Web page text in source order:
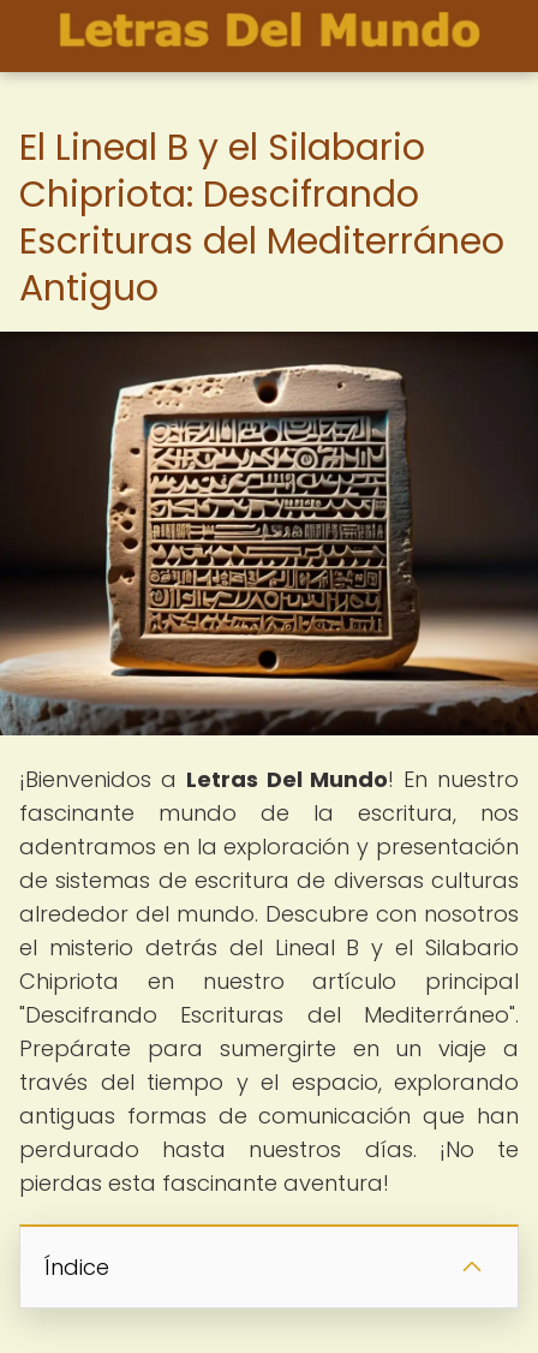
El Lineal B y el Silabario
Chipriota: Descifrando
Escrituras del Mediterráneo
Antiguo
¡Bienvenidos a Letras Del Mundo! En nuestro
fascinante mundo de la escritura, nos
adentramos en la exploración y presentación
de sistemas de escritura de diversas culturas
alrededor del mundo. Descubre con nosotros
el misterio detrás del Lineal B y el Silabario
Chipriota en nuestro artículo principal
"Descifrando Escrituras del Mediterráneo".
Prepárate para sumergirte en un viaje a
través del tiempo y el espacio, explorando
antiguas formas de comunicación que han
perdurado hasta nuestros días. ¡No te
pierdas esta fascinante aventura!
Índice